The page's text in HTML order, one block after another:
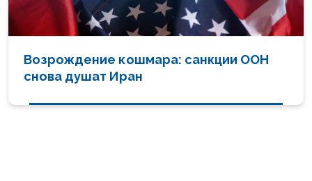
Возрождение кошмара: санкции ООН
снова душат Иран